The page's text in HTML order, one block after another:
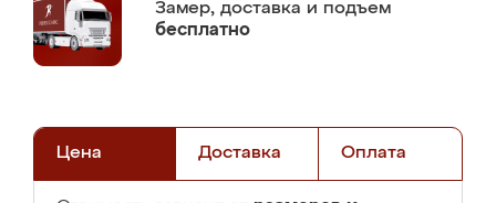
Замер, доставка и подъем
бесплатно
Цена Доставка Оплата